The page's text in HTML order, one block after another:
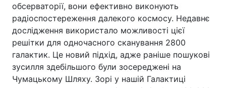
обсерваторії, вони ефективно виконують
радіоспостереження далекого космосу. Недавнє
дослідження використало можливості цієї
решітки для одночасного сканування 2800
галактик. Це новий підхід, адже раніше пошукові
зусилля здебільшого були зосереджені на
Чумацькому Шляху. Зорі у нашій Галактиці